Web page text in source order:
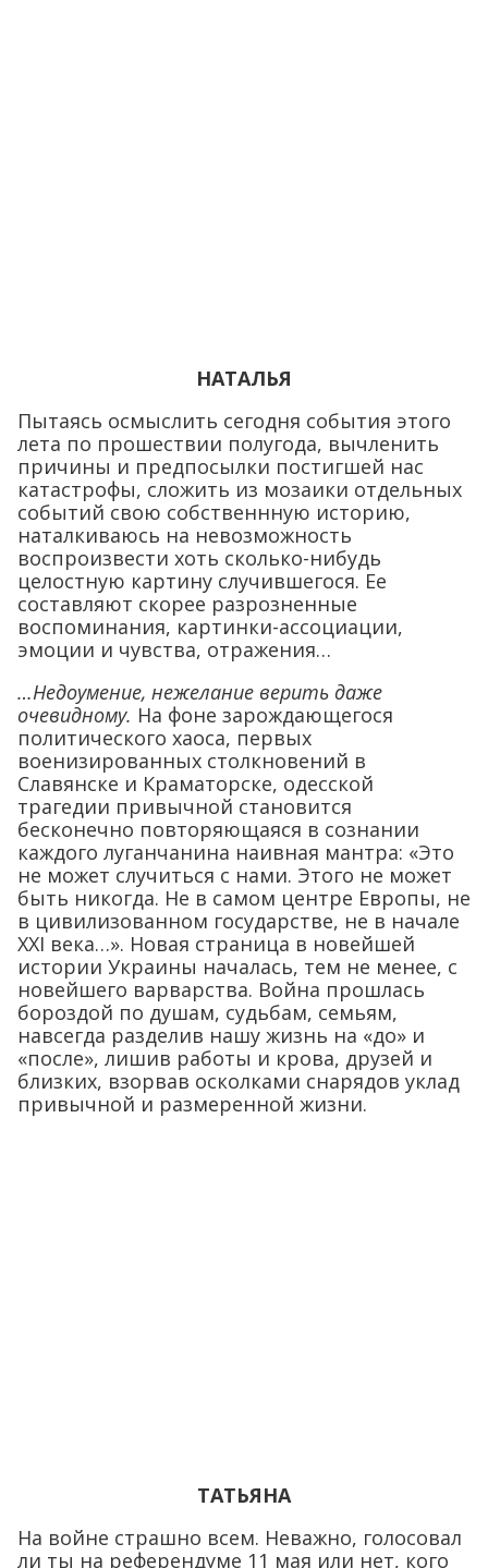
НАТАЛЬЯ
Пытаясь осмыслить сегодня события этого
лета по прошествии полугода, вычленить
причины и предпосылки постигшей нас
катастрофы, сложить из мозаики отдельных
событий свою собственнную историю,
наталкиваюсь на невозможность
воспроизвести хоть сколько-нибудь
целостную картину случившегося. Ее
составляют скорее разрозненные
воспоминания, картинки-ассоциации,
эмоции и чувства, отражения…
…Недоумение, нежелание верить даже
очевидному. На фоне зарождающегося
политического хаоса, первых
военизированных столкновений в
Славянске и Краматорске, одесской
трагедии привычной становится
бесконечно повторяющаяся в сознании
каждого луганчанина наивная мантра: «Это
не может случиться с нами. Этого не может
быть никогда. Не в самом центре Европы, не
в цивилизованном государстве, не в начале
ХХІ века…». Новая страница в новейшей
истории Украины началась, тем не менее, с
новейшего варварства. Война прошлась
бороздой по душам, судьбам, семьям,
навсегда разделив нашу жизнь на «до» и
«после», лишив работы и крова, друзей и
близких, взорвав осколками снарядов уклад
привычной и размеренной жизни.
ТАТЬЯНА
На войне страшно всем. Неважно, голосовал
ли ты на референдуме 11 мая или нет, кого